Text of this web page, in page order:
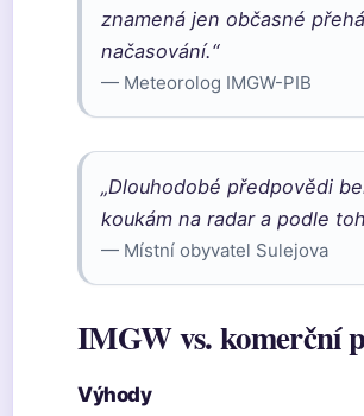
znamená jen občasné
načasování.“
— Meteorolog IMGW-PIB
„Dlouhodobé předpovědi
koukám na radar a podle
— Místní obyvatel Sulejova
IMGW vs. komerční
Výhody